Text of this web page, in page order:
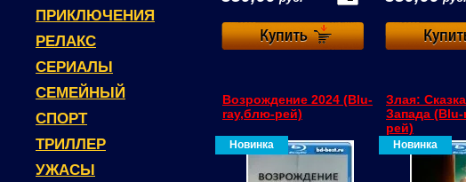
ПРИКЛЮЧЕНИЯ
РЕЛАКС
СЕРИАЛЫ
СЕМЕЙНЫЙ
СПОРТ
ТРИЛЛЕР
УЖАСЫ
Возрождение 2024 (Blu-
ray,блю-рей)
Новинка
Злая:
Запада
рей)
Новинка